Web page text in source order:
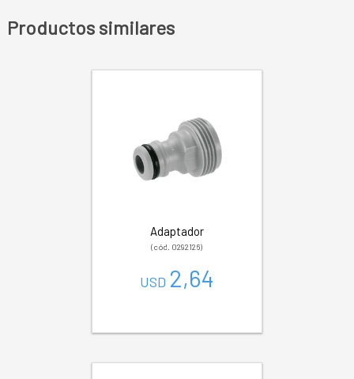
Productos similares
Adaptador
(cód. 0292126)
USD 2,64